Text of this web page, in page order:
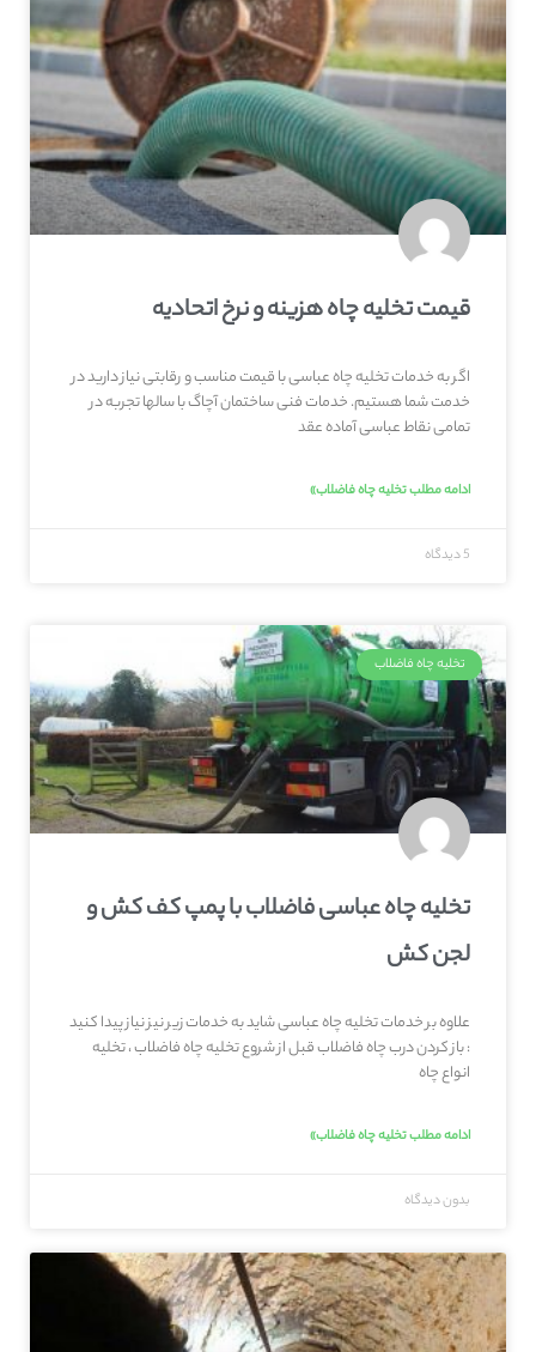
قیمت تخلیه چاه هزینه و نرخ اتحادیه
اگر به خدمات تخلیه چاه عباسی با قیمت مناسب و رقابتی نیاز دارید در
خدمت شما هستیم. خدمات فنی ساختمان آچاگ با سالها تجربه در
تمامی نقاط عباسی آماده عقد
ادامه مطلب تخلیه چاه فاضلاب»
5 دیدگاه
تخلیه چاه فاضلاب
تخلیه چاه عباسی فاضلاب با پمپ کف کش و
لجن کش
علاوه بر خدمات تخلیه چاه عباسی شاید به خدمات زیر نیز نیاز پیدا کنید
: باز کردن درب چاه فاضلاب قبل از شروع تخلیه چاه فاضلاب ، تخلیه
انواع چاه
ادامه مطلب تخلیه چاه فاضلاب»
بدون دیدگاه